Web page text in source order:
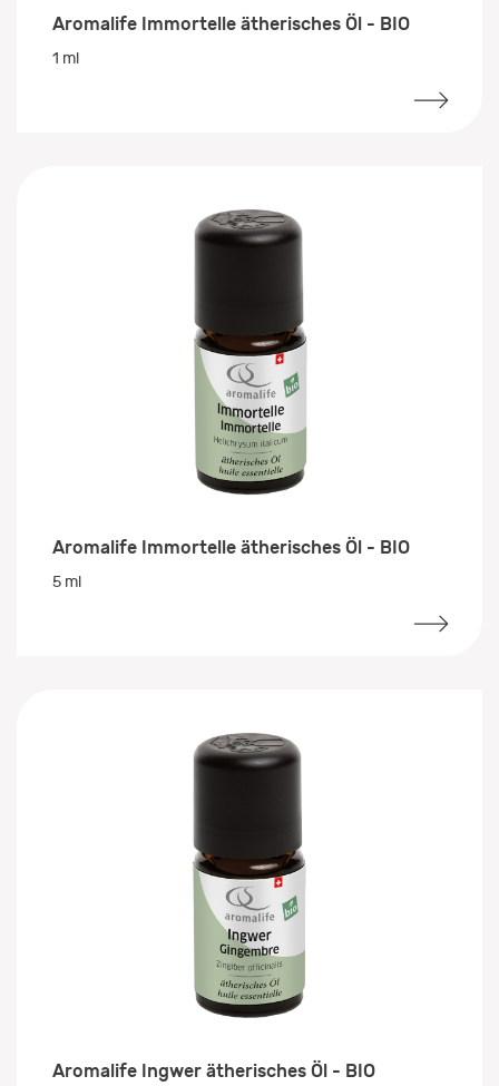
Aromalife Immortelle ätherisches Öl - BIO
1 ml
Aromalife Immortelle ätherisches Öl - BIO
5 ml
Aromalife Ingwer ätherisches Öl - BIO